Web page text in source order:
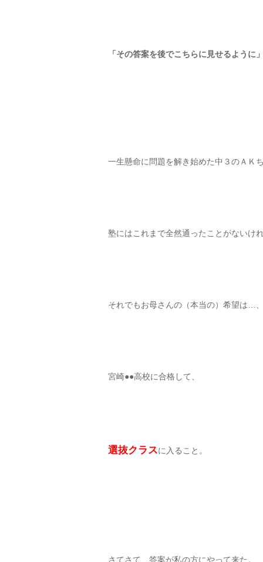
「その答案を後でこちらに見せるように」
一生懸命に問題を解き始めた中３のＡＫち
塾にはこれまで全然通ったことがないけれ
それでもお母さんの（本当の）希望は…、
宮崎●●高校に合格して、
選抜クラスに入ること。
さてさて、答案が私の方にやって来た。